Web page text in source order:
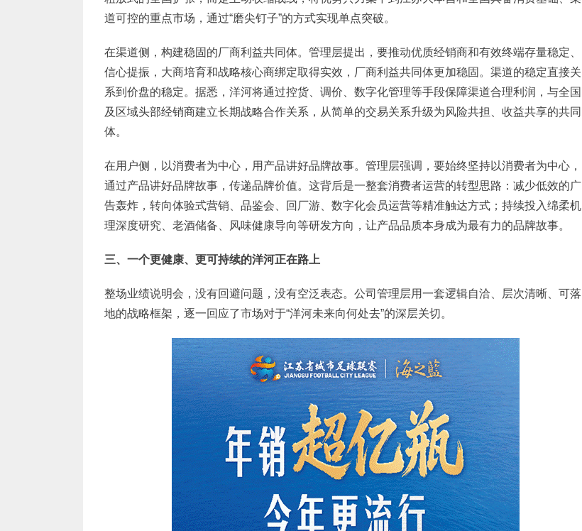
道可控的重点市场，通过“磨尖钉子”的方式实现单点突破。
在渠道侧，构建稳固的厂商利益共同体。管理层提出，要推动优质经销商和有效终端存量稳定、
信心提振，大商培育和战略核心商绑定取得实效，厂商利益共同体更加稳固。渠道的稳定直接关
系到价盘的稳定。据悉，洋河将通过控货、调价、数字化管理等手段保障渠道合理利润，与全国
及区域头部经销商建立长期战略合作关系，从简单的交易关系升级为风险共担、收益共享的共同
体。
在用户侧，以消费者为中心，用产品讲好品牌故事。管理层强调，要始终坚持以消费者为中心，
通过产品讲好品牌故事，传递品牌价值。这背后是一整套消费者运营的转型思路：减少低效的广
告轰炸，转向体验式营销、品鉴会、回厂游、数字化会员运营等精准触达方式；持续投入绵柔机
理深度研究、老酒储备、风味健康导向等研发方向，让产品品质本身成为最有力的品牌故事。
三、一个更健康、更可持续的洋河正在路上
整场业绩说明会，没有回避问题，没有空泛表态。公司管理层用一套逻辑自洽、层次清晰、可落
地的战略框架，逐一回应了市场对于“洋河未来向何处去”的深层关切。